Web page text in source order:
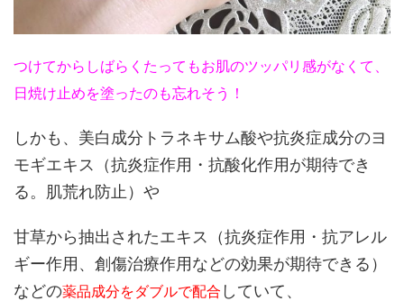
つけてからしばらくたってもお肌のツッパリ感がなくて、
日焼け止めを塗ったのも忘れそう！
しかも、美白成分トラネキサム酸や抗炎症成分のヨ
モギエキス（抗炎症作用・抗酸化作用が期待でき
る。肌荒れ防止）や
甘草から抽出されたエキス（抗炎症作用・抗アレル
ギー作用、創傷治療作用などの効果が期待できる）
などの薬品成分をダブルで配合 していて、